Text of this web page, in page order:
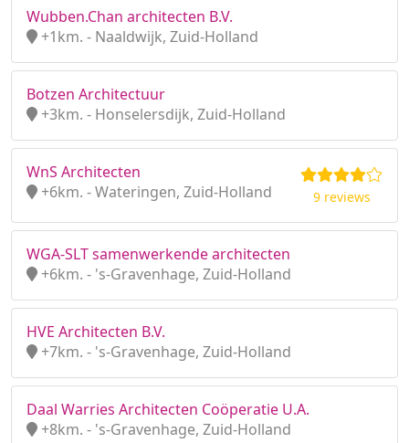
Wubben.Chan architecten B.V.
+1km. - Naaldwijk, Zuid-Holland
Botzen Architectuur
+3km. - Honselersdijk, Zuid-Holland
WnS Architecten
+6km. - Wateringen, Zuid-Holland
9 reviews
WGA-SLT samenwerkende architecten
+6km. - 's-Gravenhage, Zuid-Holland
HVE Architecten B.V.
+7km. - 's-Gravenhage, Zuid-Holland
Daal Warries Architecten Coöperatie U.A.
+8km. - 's-Gravenhage, Zuid-Holland